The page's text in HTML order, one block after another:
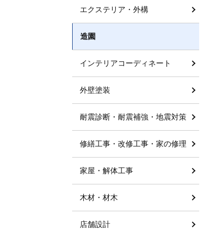
エクステリア・外構
造園
インテリアコーディネート
外壁塗装
耐震診断・耐震補強・地震対策
修繕工事・改修工事・家の修理
家屋・解体工事
木材・材木
店舗設計